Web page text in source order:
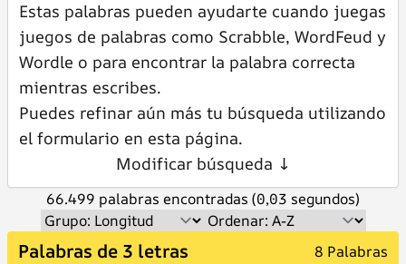
Estas palabras pueden ayudarte cuando juegas
juegos de palabras como Scrabble, WordFeud y
Wordle o para encontrar la palabra correcta
mientras escribes.
Puedes refinar aún más tu búsqueda utilizando
el formulario en esta página.
Modificar búsqueda ↓
66.499 palabras encontradas (0,03 segundos)
Palabras de 3 letras 8 Palabras